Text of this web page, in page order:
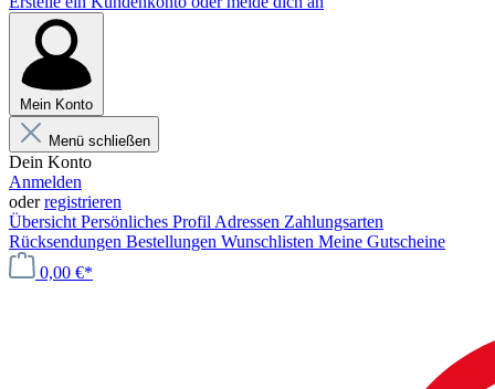
Mein Konto
Menü schließen
Dein Konto
Anmelden
oderregistrieren
Übersicht Persönliches Profil Adressen Zahlungsarten
Rücksendungen Bestellungen Wunschlisten Meine Gutscheine
0,00 €*